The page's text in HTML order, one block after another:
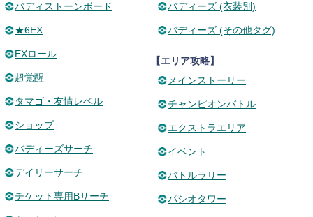
バディストーンボード
★6EX
EXロール
超覚醒
タマゴ・友情レベル
ショップ
バディーズサーチ
デイリーサーチ
チケット専用Bサーチ
バディーズ (衣装別)
バディーズ (その他タグ)
【エリア攻略】
メインストーリー
チャンピオンバトル
エクストラエリア
イベント
バトルラリー
パシオタワー